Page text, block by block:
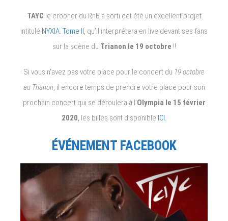
TAYC le crooner du RnB a sorti cet été un excellent projet
intitulé NYXIA. Tome II, qu’il interprétera en live devant ses fans
sur la scène du Trianon le 19 octobre !!
Si vous n’avez pas votre place pour le concert du 19 octobre
au Trianon, il encore temps de prendre votre place pour son
prochain concert qui se déroulera à l’Olympia le 15 février
2020, les billes sont disponible ICI.
ÉVÉNEMENT FACEBOOK